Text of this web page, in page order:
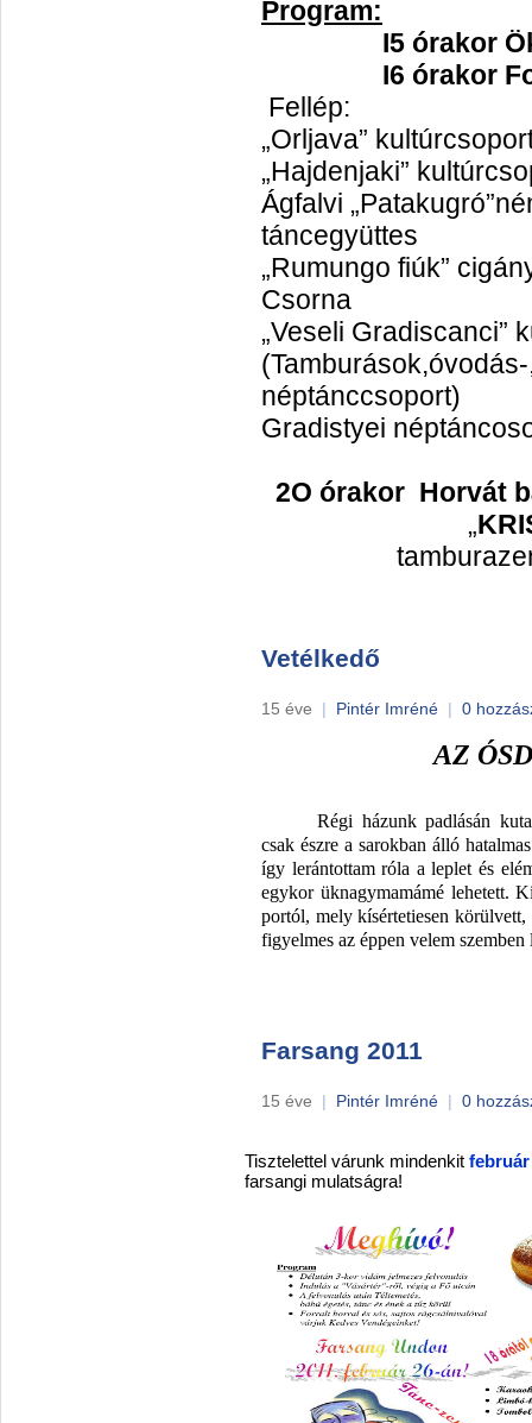
Program:
I5 órakor
I6 órakor
Fellép:
„Orljava”
„Hajdenjaki”
Ágfalvi
táncegyüttes
„Rumungo fiúk”
Csorna
„Veseli Gradiscanci”
néptánccsoport)
Gradistyei
2O órakor Horvát
„
Vetélkedő
15 éve | Pintér Imréné | 0
AZ
Régi házunk padlásán
csak észre a sarokban álló
így lerántottam róla a leplet és
egykor üknagymamámé lehetett.
portól, mely kísértetiesen
figyelmes az éppen velem
Farsang 2011
15 éve | Pintér Imréné | 0
Tisztelettel várunk mindenkit február
farsangi mulatságra!